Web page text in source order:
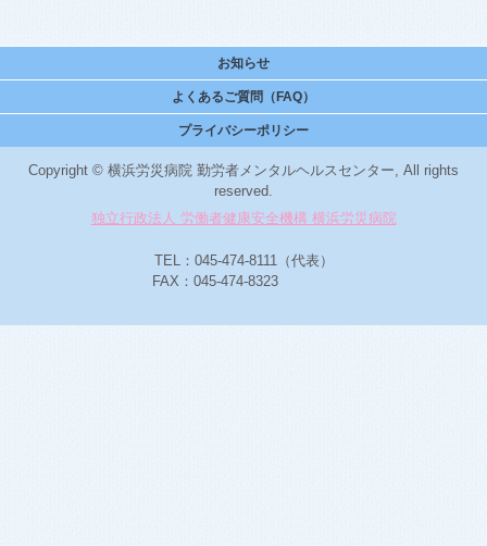
お知らせ
よくあるご質問（FAQ）
プライバシーポリシー
Copyright © 横浜労災病院 勤労者メンタルヘルスセンター, All rights
reserved.
独立行政法人 労働者健康安全機構 横浜労災病院
TEL：045-474-8111（代表）
FAX：045-474-8323